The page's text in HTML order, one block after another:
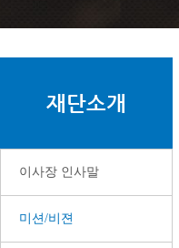
재단소개
이사장 인사말
미션/비젼